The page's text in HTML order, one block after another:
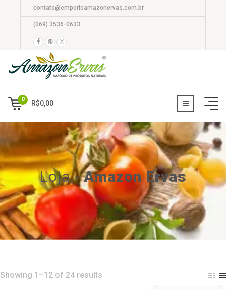
contato@emporioamazonervas.com.br
(069) 3536-0633
0
R$0,00
Loja -Amazon Ervas
Showing 1–12 of 24 results